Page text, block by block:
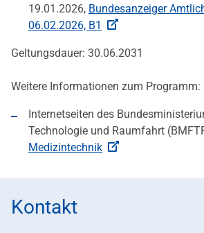
19.01.2026, Bundesanzeiger
06.02.2026, B1
Geltungsdauer: 30.06.2031
Weitere Informationen zum Programm:
Internetseiten des
Technologie und Raumfahrt
Medizintechnik
Kontakt